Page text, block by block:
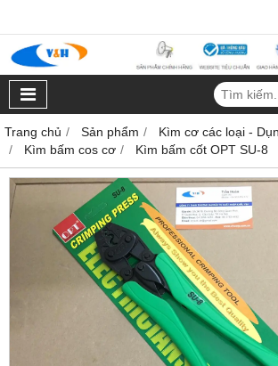
Trang chủ Sản phẩm
Kìm cơ các loại -
Kìm bấm cos cơ
Kìm bấm cốt OPT SU-8